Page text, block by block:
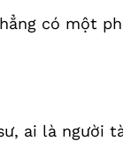
có một
ai là người